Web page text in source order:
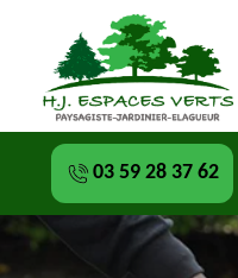
03 59 28 37 62